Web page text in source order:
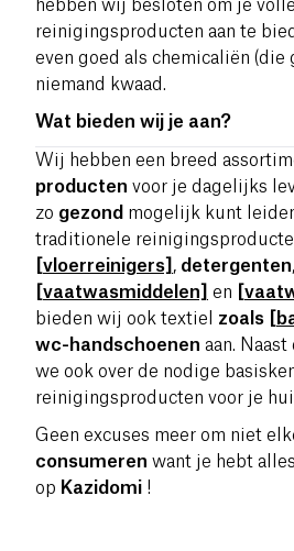
hebben wij besloten om je
reinigingsproducten aan te
even goed als chemicaliën (die
niemand kwaad.
Wat bieden wij je aan?
Wij hebben een breed
producten voor je dagelijks
zo gezond mogelijk kunt
traditionele
[vloerreinigers] , detergenten,
[vaatwasmiddelen]
en
bieden wij ook textiel zoals
wc-handschoenen aan.
we ook over de nodige
reinigingsproducten voor je
Geen excuses meer om niet
consumeren want je hebt
op Kazidomi !